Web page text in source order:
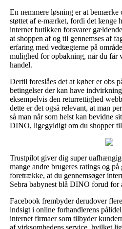
En nemmere løsning er at bemærke
støttet af e-mærket, fordi det længe
internet butikken forsvarer
at shoppen af og til gennemses af
erfaring med vedtægterne på
mulighed for opbakning, når du får
handel.
Dertil foreslåes det at køber er obs
betingelser der kan have
eksempelvis den returrettighed
dette er det også relevant, at man
så man når som helst kan bevidne
DINO, ligegyldigt om du shopper
Trustpilot giver dig super
mange andre brugeres ratings og
foretrække, at du gennemsøger
Sebra babynest blå DINO forud for
Facebook frembyder derudover
indsigt i online forhandlerens
internet firmaer som tilbyder
af virksomhedens service, hvilket